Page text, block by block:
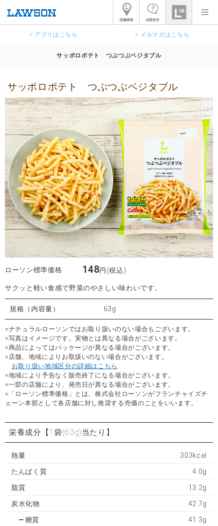
> アプリはこちら > メルマガはこちら
サッポロポテト つぶつぶベジタブル
サッポロポテト つぶつぶベジタブル
ローソン標準価格 148円(税込)
サクッと軽い食感で野菜のやさしい味わいです。
規格（内容量） 63g
※ナチュラルローソンではお取り扱いのない場合もございます。
※写真はイメージです。実物とは異なる場合がございます。
※商品によってはパッケージが異なる場合がございます。
※店舗、地域によりお取扱いのない場合がございます。
お取り扱い地域区分の詳細はこちら
※地域により予告なく販売終了になる場合がございます。
※一部の店舗により、発売日が異なる場合がございます。
※「ローソン標準価格」とは、株式会社ローソンがフランチャイズチ
ェーン本部として各店舗に対し推奨する売価のことをいいます。
栄養成分 【1袋(63g)当たり】
熱量 303kcal
たんぱく質 4.0g
脂質 13.2g
炭水化物 42.7g
糖質 41.3g